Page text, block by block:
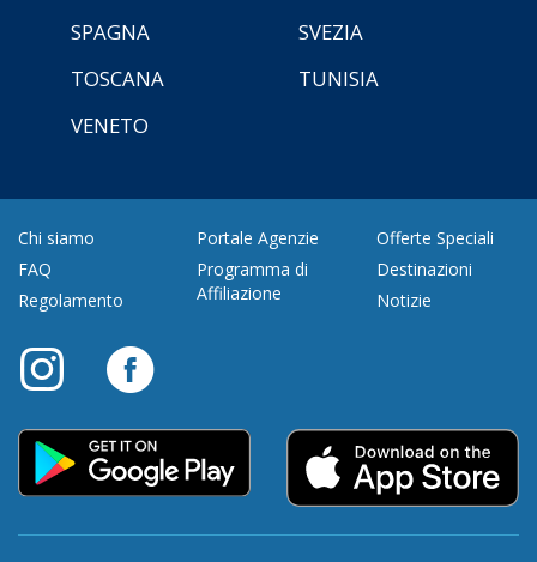
SPAGNA
SVEZIA
TOSCANA
TUNISIA
VENETO
Chi siamo
FAQ
Regolamento
Portale Agenzie
Programma di
Affiliazione
Offerte Speciali
Destinazioni
Notizie